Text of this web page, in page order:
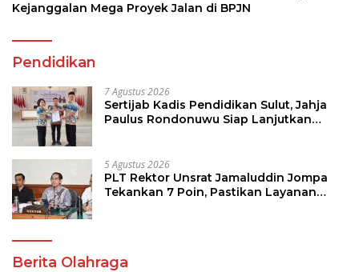
Kejanggalan Mega Proyek Jalan di BPJN
Pendidikan
7 Agustus 2026
Sertijab Kadis Pendidikan Sulut, Jahja
Paulus Rondonuwu Siap Lanjutkan
5 Agustus 2026
PLT Rektor Unsrat Jamaluddin Jompa
Tekankan 7 Poin, Pastikan Layanan
Berita Olahraga